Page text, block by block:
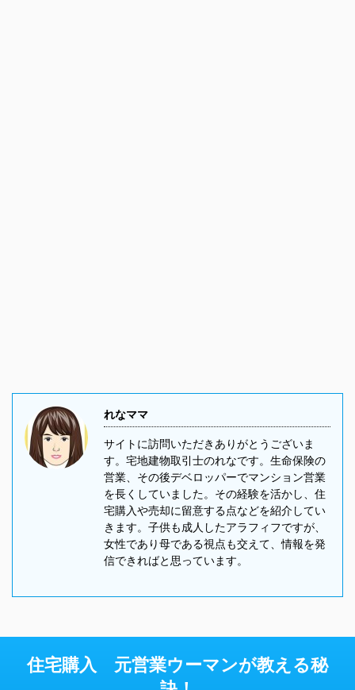
れなママ
サイトに訪問いただきありがとうございま
す。宅地建物取引士のれなです。生命保険の
営業、その後デベロッパーでマンション営業
を長くしていました。その経験を活かし、住
宅購入や売却に留意する点などを紹介してい
きます。子供も成人したアラフィフですが、
女性であり母である視点も交えて、情報を発
信できればと思っています。
住宅購入 元営業ウーマンが教える秘